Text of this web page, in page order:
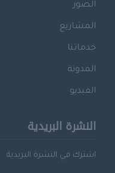
الصور
المشاريع
خدماتنا
المدونة
الفيديو
النشرة البريدية
اشترك في النشرة البريدية